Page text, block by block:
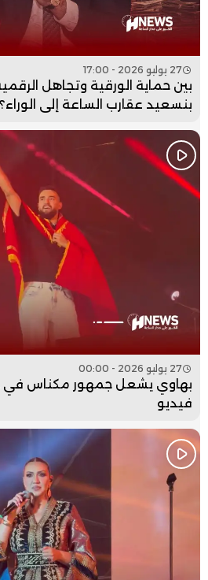
27 يوليو 2026 - 17:00
بين حماية الورقية وتجاهل
بنسعيد عقارب الساعة إلى الوراء؟
27 يوليو 2026 - 00:00
بهاوي يشعل جمهور مكناس في
فيديو